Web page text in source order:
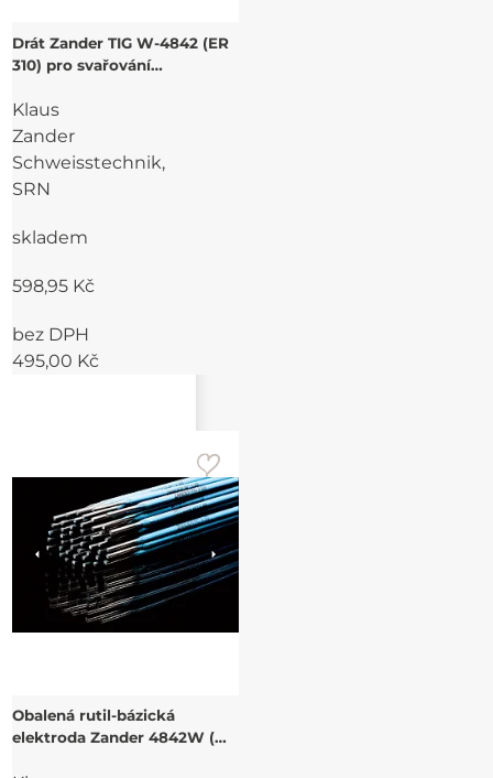
Drát Zander TIG W-4842 (ER
310) pro svařování
žáruvzdorných ocelí
Klaus
Zander
Schweisstechnik,
SRN
skladem
598,95 Kč
bez DPH
495,00 Kč
Obalená rutil-bázická
elektroda Zander 4842W (